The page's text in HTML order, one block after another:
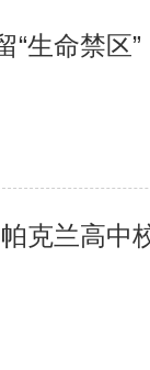
“生命禁区”
克兰高中